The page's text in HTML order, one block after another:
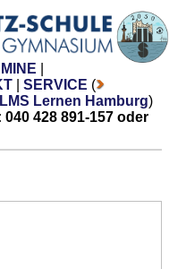
SERVICE (
LMS Lernen Hamburg)
428 891-157 oder